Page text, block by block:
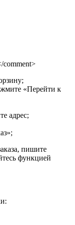
comment>
«Перейти к
адрес;
пишите
функцией